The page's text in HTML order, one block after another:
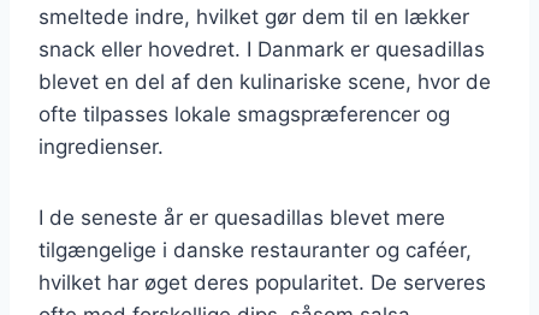
smeltede indre, hvilket gør dem til en lækker
snack eller hovedret. I Danmark er quesadillas
blevet en del af den kulinariske scene, hvor de
ofte tilpasses lokale smagspræferencer og
ingredienser.
I de seneste år er quesadillas blevet mere
tilgængelige i danske restauranter og caféer,
hvilket har øget deres popularitet. De serveres